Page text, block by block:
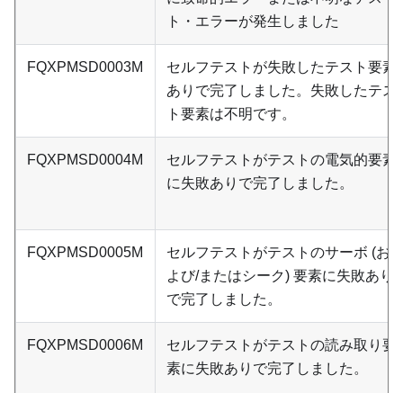
ト・エラーが発生しました
FQXPMSD0003M
セルフテストが失敗したテスト要素
ありで完了しました。失敗したテス
ト要素は不明です。
FQXPMSD0004M
セルフテストがテストの電気的要素
に失敗ありで完了しました。
FQXPMSD0005M
セルフテストがテストのサーボ (お
よび/またはシーク) 要素に失敗あり
で完了しました。
FQXPMSD0006M
セルフテストがテストの読み取り要
素に失敗ありで完了しました。